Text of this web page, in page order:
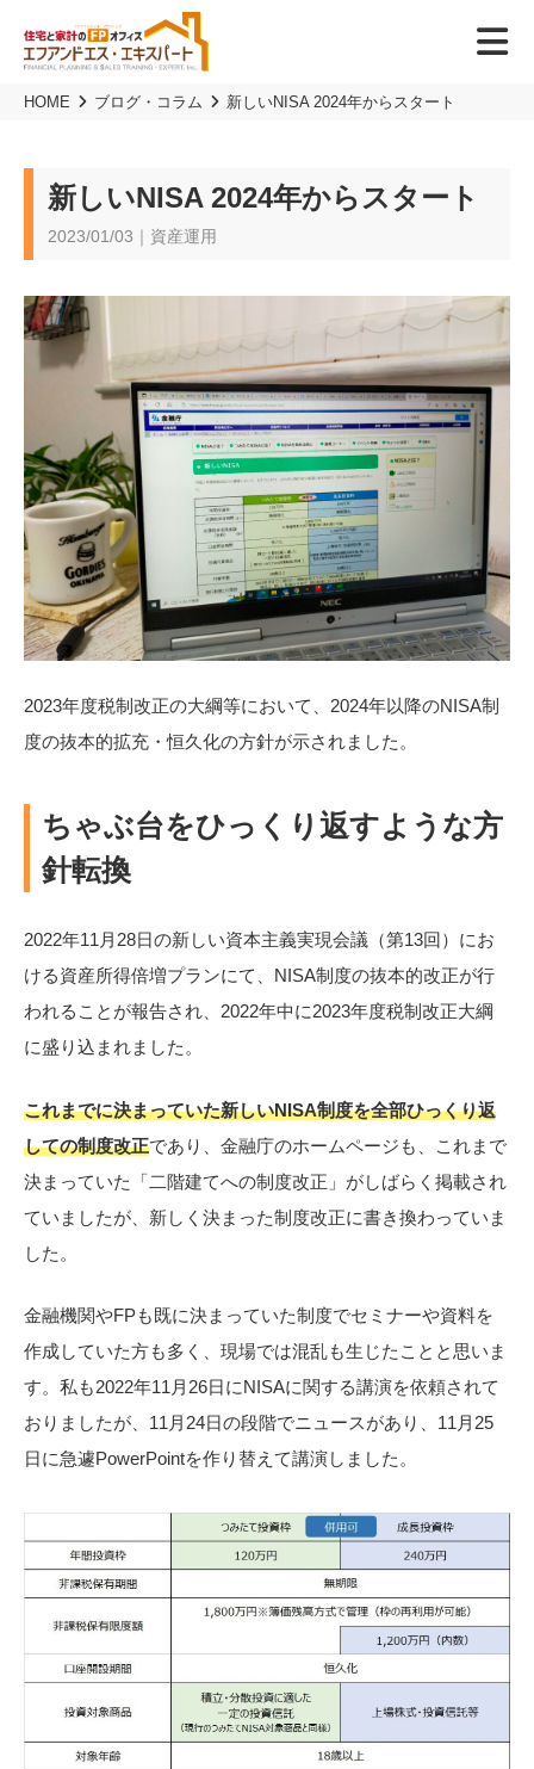
HOME ブログ・コラム 新しいNISA 2024年からスタート
新しいNISA 2024年からスタート
2023/01/03｜資産運用
2023年度税制改正の大綱等において、2024年以降のNISA制
度の抜本的拡充・恒久化の方針が示されました。
ちゃぶ台をひっくり返すような方
針転換
2022年11月28日の新しい資本主義実現会議（第13回）にお
ける資産所得倍増プランにて、NISA制度の抜本的改正が行
われることが報告され、2022年中に2023年度税制改正大綱
に盛り込まれました。
これまでに決まっていた新しいNISA制度を全部ひっくり返
しての制度改正であり、金融庁のホームページも、これまで
決まっていた「二階建てへの制度改正」がしばらく掲載され
ていましたが、新しく決まった制度改正に書き換わっていま
した。
金融機関やFPも既に決まっていた制度でセミナーや資料を
作成していた方も多く、現場では混乱も生じたことと思いま
す。私も2022年11月26日にNISAに関する講演を依頼されて
おりましたが、11月24日の段階でニュースがあり、11月25
日に急遽PowerPointを作り替えて講演しました。